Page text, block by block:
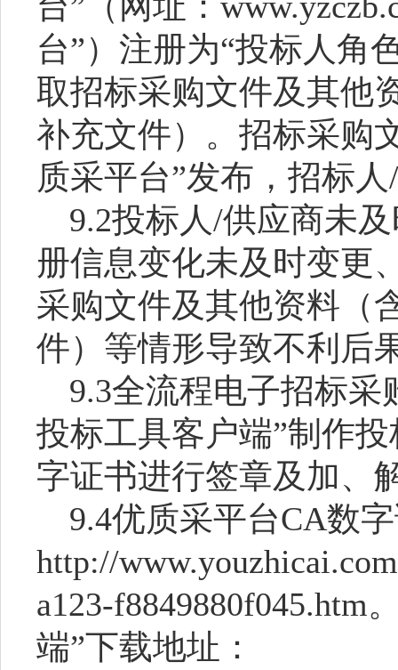
台”）注册为“投标人角
取招标采购文件及其他
补充文件）。招标采购
质采平台”发布，招标
9.2投标人/供应商未
册信息变化未及时变更
采购文件及其他资料（
件）等情形导致不利后
9.3全流程电子招标采
投标工具客户端”制作
字证书进行签章及加、
9.4优质采平台CA数
http://
a123-f8849880f045.htm
端”下载地址：